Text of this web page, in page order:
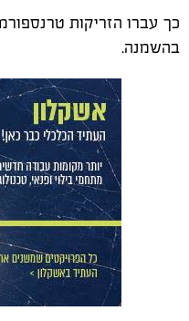
כך עברו הזריקות
בהשמנה.